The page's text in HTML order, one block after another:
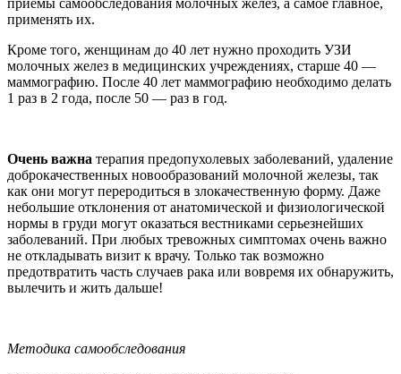
применять их.
Кроме того, женщинам до 40 лет нужно проходить УЗИ
молочных желез в медицинских учреждениях, старше 40 —
маммографию. После 40 лет маммографию необходимо делать
1 раз в 2 года, после 50 — раз в год.
Очень важна терапия предопухолевых заболеваний, удаление
доброкачественных новообразований молочной железы, так
как они могут переродиться в злокачественную форму. Даже
небольшие отклонения от анатомической и физиологической
нормы в груди могут оказаться вестниками серьезнейших
заболеваний. При любых тревожных симптомах очень важно
не откладывать визит к врачу. Только так возможно
предотвратить часть случаев рака или вовремя их обнаружить,
вылечить и жить дальше!
Методика самообследования